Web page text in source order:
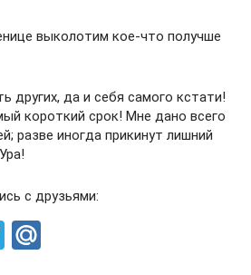
выколотим кое-что получше
других, да и себя самого кстати!
короткий срок! Мне дано всего
разве иногда прикинут лишний
с друзьями:
T